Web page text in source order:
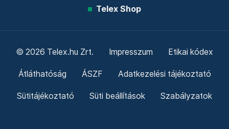
Telex Shop
© 2026 Telex.hu Zrt. Impresszum Etikai kódex
Átláthatóság ÁSZF Adatkezelési tájékoztató
Sütitájékoztató Süti beállítások Szabályzatok